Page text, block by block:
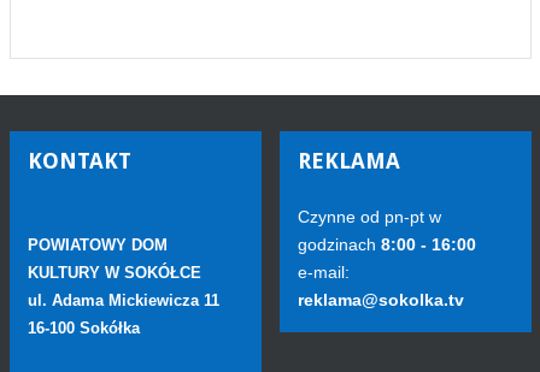
KONTAKT
POWIATOWY DOM
KULTURY W SOKÓŁCE
ul. Adama Mickiewicza 11
16-100 Sokółka
REKLAMA
Czynne od pn-pt w
godzinach 8:00 - 16:00
e-mail:
reklama@sokolka.tv